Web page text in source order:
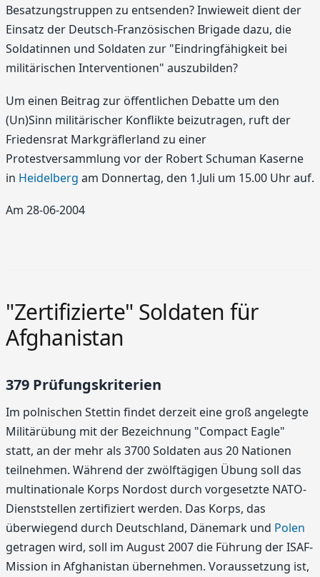
Besatzungstruppen zu entsenden? Inwieweit dient der
Einsatz der Deutsch-Französischen Brigade dazu, die
Soldatinnen und Soldaten zur "Eindringfähigkeit bei
militärischen Interventionen" auszubilden?
Um einen Beitrag zur öffentlichen Debatte um den
(Un)Sinn militärischer Konflikte beizutragen, ruft der
Friedensrat Markgräflerland zu einer
Protestversammlung vor der Robert Schuman Kaserne
in Heidelberg am Donnertag, den 1.Juli um 15.00 Uhr auf.
Am 28-06-2004
"Zertifizierte" Soldaten für
Afghanistan
379 Prüfungskriterien
Im polnischen Stettin findet derzeit eine groß angelegte
Militärübung mit der Bezeichnung "Compact Eagle"
statt, an der mehr als 3700 Soldaten aus 20 Nationen
teilnehmen. Während der zwölftägigen Übung soll das
multinationale Korps Nordost durch vorgesetzte NATO-
Dienststellen zertifiziert werden. Das Korps, das
überwiegend durch Deutschland, Dänemark und Polen
getragen wird, soll im August 2007 die Führung der ISAF-
Mission in Afghanistan übernehmen. Voraussetzung ist,